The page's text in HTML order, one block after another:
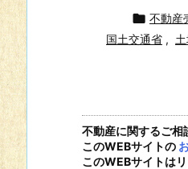
 不動産
国土交通省 ,
不動産に関するご相
このWEBサイトの
このWEBサイトはリ